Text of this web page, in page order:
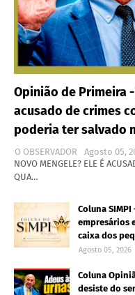
Opinião de Primeira
acusado de crimes
poderia ter salvado
O OBSERVADOR
Agosto 05,
NOVO MENGELE? ELE É
QUA…
Coluna
empresários
caixa dos
Agosto 05, 2026
Coluna
desiste do